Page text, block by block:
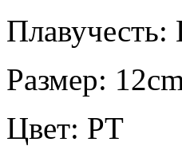
Плавучесть:
Размер: 12cm
Цвет: PT